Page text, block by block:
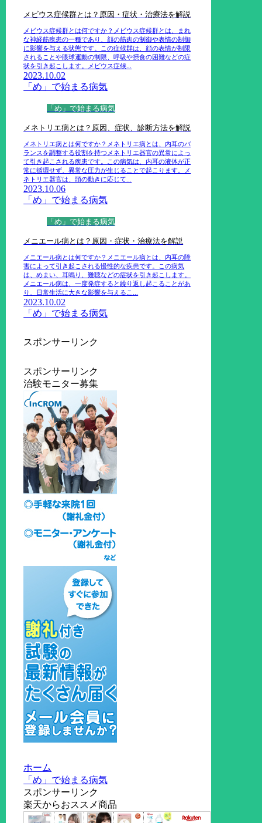
メビウス症候群とは？原因・症状・治療法を解説
メビウス症候群とは何ですか？メビウス症候群とは、まれ
な神経筋疾患の一種であり、顔の筋肉の制御や表情の制御
に影響を与える状態です。この症候群は、顔の表情が制限
されることや眼球運動の制限、呼吸や摂食の困難などの症
状を引き起こします。メビウス症候...
2023.10.02
「め」で始まる病気
「め」で始まる病気
メネトリエ病とは？原因、症状、診断方法を解説
メネトリエ病とは何ですか？メネトリエ病とは、内耳のバ
ランスを調整する役割を持つメネトリエ器官の異常によっ
て引き起こされる疾患です。この病気は、内耳の液体が正
常に循環せず、異常な圧力が生じることで起こります。メ
ネトリエ器官は、頭の動きに応じて...
2023.10.06
「め」で始まる病気
「め」で始まる病気
メニエール病とは？原因・症状・治療法を解説
メニエール病とは何ですか？メニエール病とは、内耳の障
害によって引き起こされる慢性的な疾患です。この病気
は、めまい、耳鳴り、難聴などの症状を引き起こします。
メニエール病は、一度発症すると繰り返し起こることがあ
り、日常生活に大きな影響を与えるこ...
2023.10.02
「め」で始まる病気
スポンサーリンク
スポンサーリンク
治験モニター募集
ホーム
「め」で始まる病気
スポンサーリンク
楽天からおススメ商品